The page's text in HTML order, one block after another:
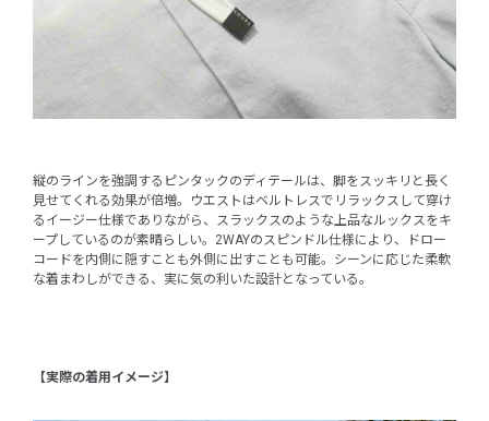
縦のラインを強調するピンタックのディテールは、脚をスッキリと長く
見せてくれる効果が倍増。ウエストはベルトレスでリラックスして穿け
るイージー仕様でありながら、スラックスのような上品なルックスをキ
ープしているのが素晴らしい。2WAYのスピンドル仕様により、ドロー
コードを内側に隠すことも外側に出すことも可能。シーンに応じた柔軟
な着まわしができる、実に気の利いた設計となっている。
【実際の着用イメージ】